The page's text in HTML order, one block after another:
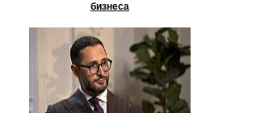
бизнеса